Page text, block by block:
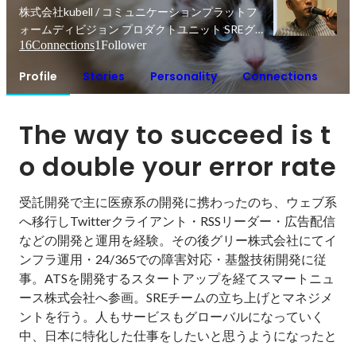
株式会社kubell / コミュニケーションプラットフ
ォームディビジョン プロダクトユニット SREグ
ループエンジニアリングマネージャー
16Connections1Follower
Profile Stories Personality Connections
The way to succeed is t
o double your error rate
受託開発で主に医療系の開発に携わったのち、ウェブ系
へ移行しTwitterクライアント・RSSリーダー・広告配信
などの開発と運用を経験。その後グリー株式会社にてイ
ンフラ運用・24/365での障害対応・基盤技術開発に従
事。ATSを開発するスタートアップを経てスマートニュ
ース株式会社へ参画。SREチームの立ち上げとマネジメ
ントを行う。人もサービスもグローバルになっていく
中、日本に特化した仕事をしたいと思うようになったと